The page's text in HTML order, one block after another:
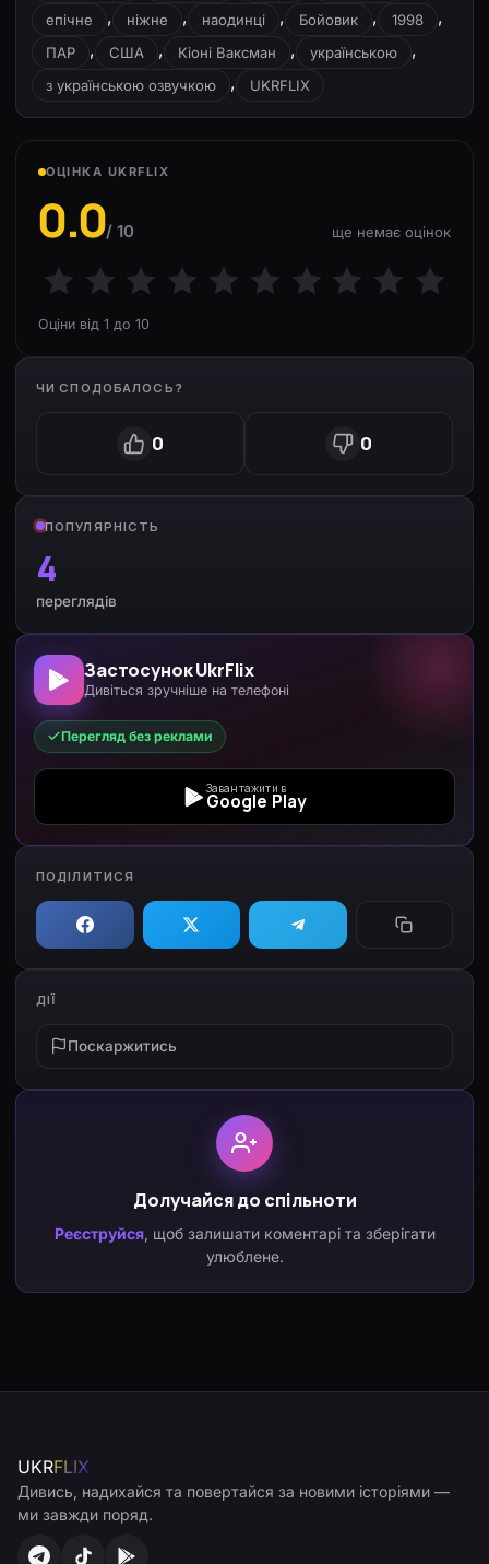
епічне , ніжне , наодинці , Бойовик , 1998 ,
ПАР , США , Кіоні Ваксман , українською ,
з українською озвучкою , UKRFLIX
ОЦІНКА UKRFLIX
0.0/ 10 ще немає оцінок
Оціни від 1 до 10
ЧИ СПОДОБАЛОСЬ?
0 0
ПОПУЛЯРНІСТЬ
4
переглядів
Застосунок UkrFlix
Дивіться зручніше на телефоні
Перегляд без реклами
Завантажити в
Google Play
ПОДІЛИТИСЯ
ДІЇ
Поскаржитись
Долучайся до спільноти
Реєструйся, щоб залишати коментарі та зберігати
улюблене.
UKRFLIX
Дивись, надихайся та повертайся за новими історіями —
ми завжди поряд.